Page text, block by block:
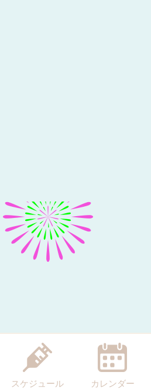
スケジュール カレンダー